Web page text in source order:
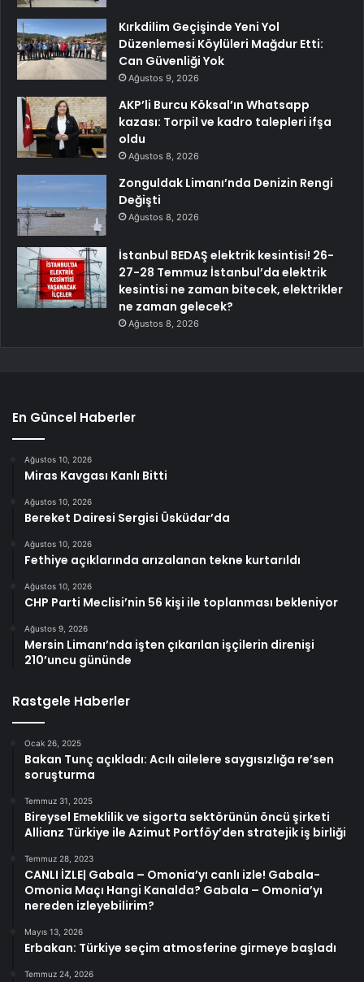
Kırkdilim Geçişinde Yeni Yol
Düzenlemesi Köylüleri Mağdur Etti:
Can Güvenliği Yok
Ağustos 9, 2026
AKP’li Burcu Köksal’ın Whatsapp
kazası: Torpil ve kadro talepleri ifşa
oldu
Ağustos 8, 2026
Zonguldak Limanı’nda Denizin Rengi
Değişti
Ağustos 8, 2026
İstanbul BEDAŞ elektrik kesintisi! 26-
27-28 Temmuz İstanbul’da elektrik
kesintisi ne zaman bitecek, elektrikler
ne zaman gelecek?
Ağustos 8, 2026
En Güncel Haberler
Ağustos 10, 2026
Miras Kavgası Kanlı Bitti
Ağustos 10, 2026
Bereket Dairesi Sergisi Üsküdar’da
Ağustos 10, 2026
Fethiye açıklarında arızalanan tekne kurtarıldı
Ağustos 10, 2026
CHP Parti Meclisi’nin 56 kişi ile toplanması bekleniyor
Ağustos 9, 2026
Mersin Limanı’nda işten çıkarılan işçilerin direnişi
210’uncu gününde
Rastgele Haberler
Ocak 26, 2025
Bakan Tunç açıkladı: Acılı ailelere saygısızlığa re’sen
soruşturma
Temmuz 31, 2025
Bireysel Emeklilik ve sigorta sektörünün öncü şirketi
Allianz Türkiye ile Azimut Portföy’den stratejik iş birliği
Temmuz 28, 2023
CANLI İZLE| Gabala – Omonia’yı canlı izle! Gabala-
Omonia Maçı Hangi Kanalda? Gabala – Omonia’yı
nereden izleyebilirim?
Mayıs 13, 2026
Erbakan: Türkiye seçim atmosferine girmeye başladı
Temmuz 24, 2026